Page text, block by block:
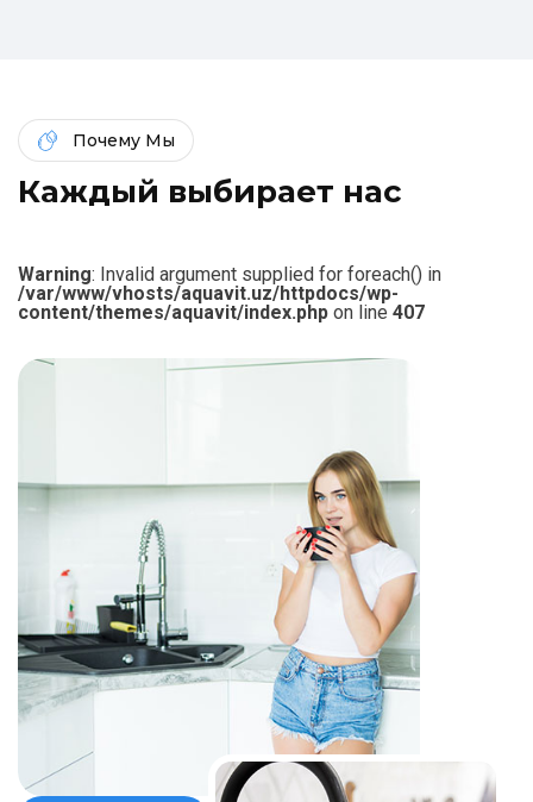
Почему Мы
Каждый выбирает нас
Warning: Invalid argument supplied for foreach() in
/var/www/vhosts/aquavit.uz/httpdocs/wp-
content/themes/aquavit/index.php on line 407